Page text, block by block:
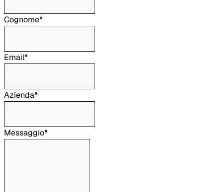
Cognome*
Email*
Azienda*
Messaggio*